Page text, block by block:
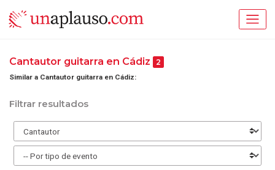
Cantautor guitarra en Cádiz 2
Similar a Cantautor guitarra en Cádiz:
Filtrar resultados